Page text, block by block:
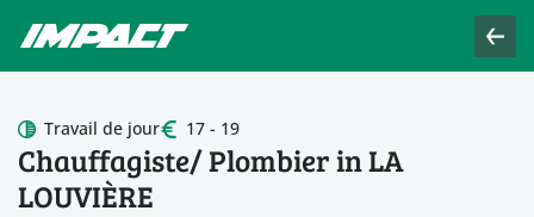
Chauffagiste/ Plombier in LA
LOUVIÈRE
Travail de jour 17 - 19